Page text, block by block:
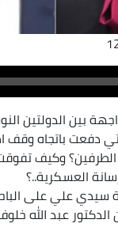
بين الدولتين
دفعت باتجاه وقف
وكيف
العسكرية..؟
سيدي علي على
عبد الله